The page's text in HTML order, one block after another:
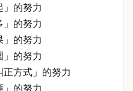
」的努力
」的努力
」的努力
」的努力
正方式」的努力
」的努力